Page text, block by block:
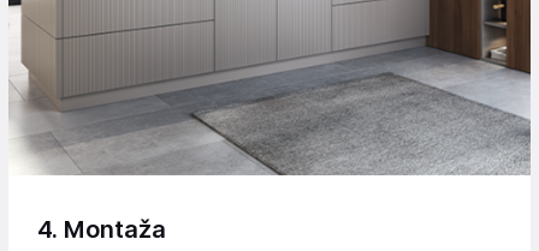
4. Montaža